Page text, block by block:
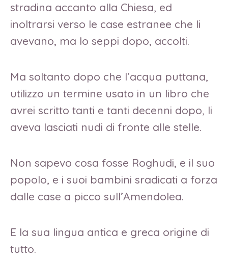
stradina accanto alla Chiesa, ed
inoltrarsi verso le case estranee che li
avevano, ma lo seppi dopo, accolti.
Ma soltanto dopo che l’acqua puttana,
utilizzo un termine usato in un libro che
avrei scritto tanti e tanti decenni dopo, li
aveva lasciati nudi di fronte alle stelle.
Non sapevo cosa fosse Roghudi, e il suo
popolo, e i suoi bambini sradicati a forza
dalle case a picco sull’Amendolea.
E la sua lingua antica e greca origine di
tutto.